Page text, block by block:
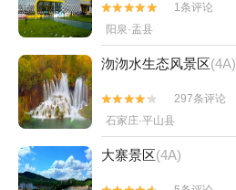


1条评论
阳泉·盂县
沕沕水生态风景区(4A)


297条评论
石家庄·平山县
大寨景区(4A)